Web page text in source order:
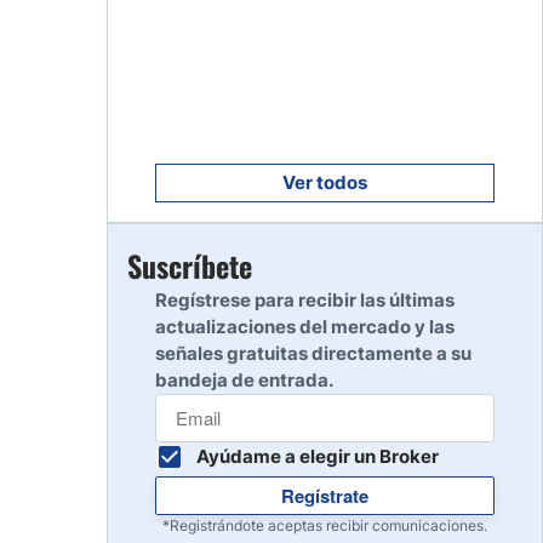
Leer reseña
10
Ver todos
Suscríbete
Regístrese para recibir las últimas
actualizaciones del mercado y las
señales gratuitas directamente a su
bandeja de entrada.
Ayúdame a elegir un Broker
Regístrate
*Registrándote aceptas recibir comunicaciones.